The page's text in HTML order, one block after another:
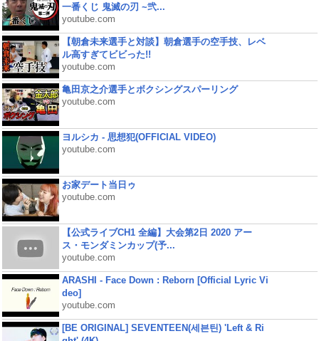
一番くじ 鬼滅の刃 ~弐...
youtube.com
【朝倉未来選手と対談】朝倉選手の空手技、レベ
ル高すぎてビビった!!
youtube.com
亀田京之介選手とボクシングスパーリング
youtube.com
ヨルシカ - 思想犯(OFFICIAL VIDEO)
youtube.com
お家デート当日ゥ
youtube.com
【公式ライブCH1 全編】大会第2日 2020 アー
ス・モンダミンカップ(予...
youtube.com
ARASHI - Face Down : Reborn [Official Lyric Vi
deo]
youtube.com
[BE ORIGINAL] SEVENTEEN(세븐틴) 'Left & Ri